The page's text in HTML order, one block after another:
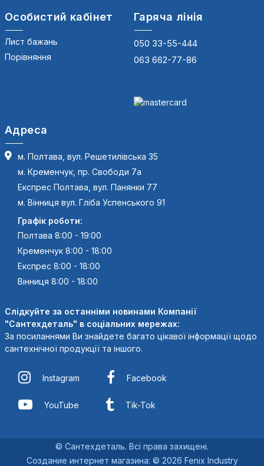
Особистий кабінет
Лист бажань
Порівняння
Гаряча лінія
050 33-55-444
063 662-77-86
Адреса
м. Полтава, вул. Решетилівська 35
м. Кременчук, пр. Свободи 7а
Експрес Полтава, вул. Панянки 77
м. Вінниця вул. Гліба Успенського 91
Графік роботи:
Полтава 8:00 - 19:00
Кременчук 8:00 - 18:00
Експрес 8:00 - 18:00
Вінниця 8:00 - 18:00
Слідкуйте за останніми новинами Компанії
"Сантехдеталь" в соціальних мережах:
За посиланнями Ви знайдете багато цікавої інформації щодо
сантехнічної продукції та іншого.
Instagram Facebook
YouTube Tik-Tok
© Сантехдеталь. Всі права захищені.
Создание интернет магазина: © 2026 Fenix Industry